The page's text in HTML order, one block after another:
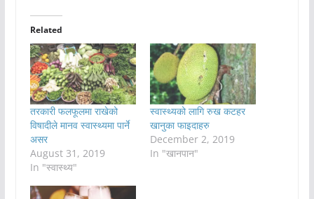
Related
तरकारी फलफूलमा राखेको
विषादीले मानव स्वास्थ्यमा पार्ने
असर
August 31, 2019
In "स्वास्थ्य"
स्वास्थ्यको लागि रुख कटहर
खानुका फाइदाहरु
December 2, 2019
In "खानपान"